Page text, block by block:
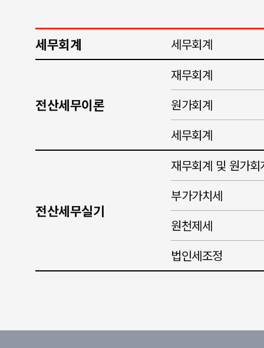
세무회계 세무회계
전산세무이론
재무회계
원가회계
세무회계
전산세무실기
재무회계 및 원가회
부가가치세
원천제세
법인세조정